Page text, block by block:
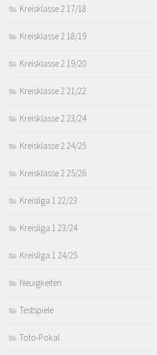
Kreisklasse 2 17/18
Kreisklasse 2 18/19
Kreisklasse 2 19/20
Kreisklasse 2 21/22
Kreisklasse 2 23/24
Kreisklasse 2 24/25
Kreisklasse 2 25/26
Kreisliga 1 22/23
Kreisliga 1 23/24
Kreisliga 1 24/25
Neuigkeiten
Testspiele
Toto-Pokal